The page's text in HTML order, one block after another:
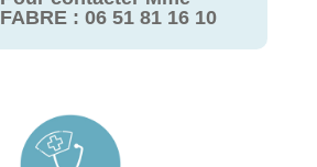
FABRE : 06 51 81 16 10